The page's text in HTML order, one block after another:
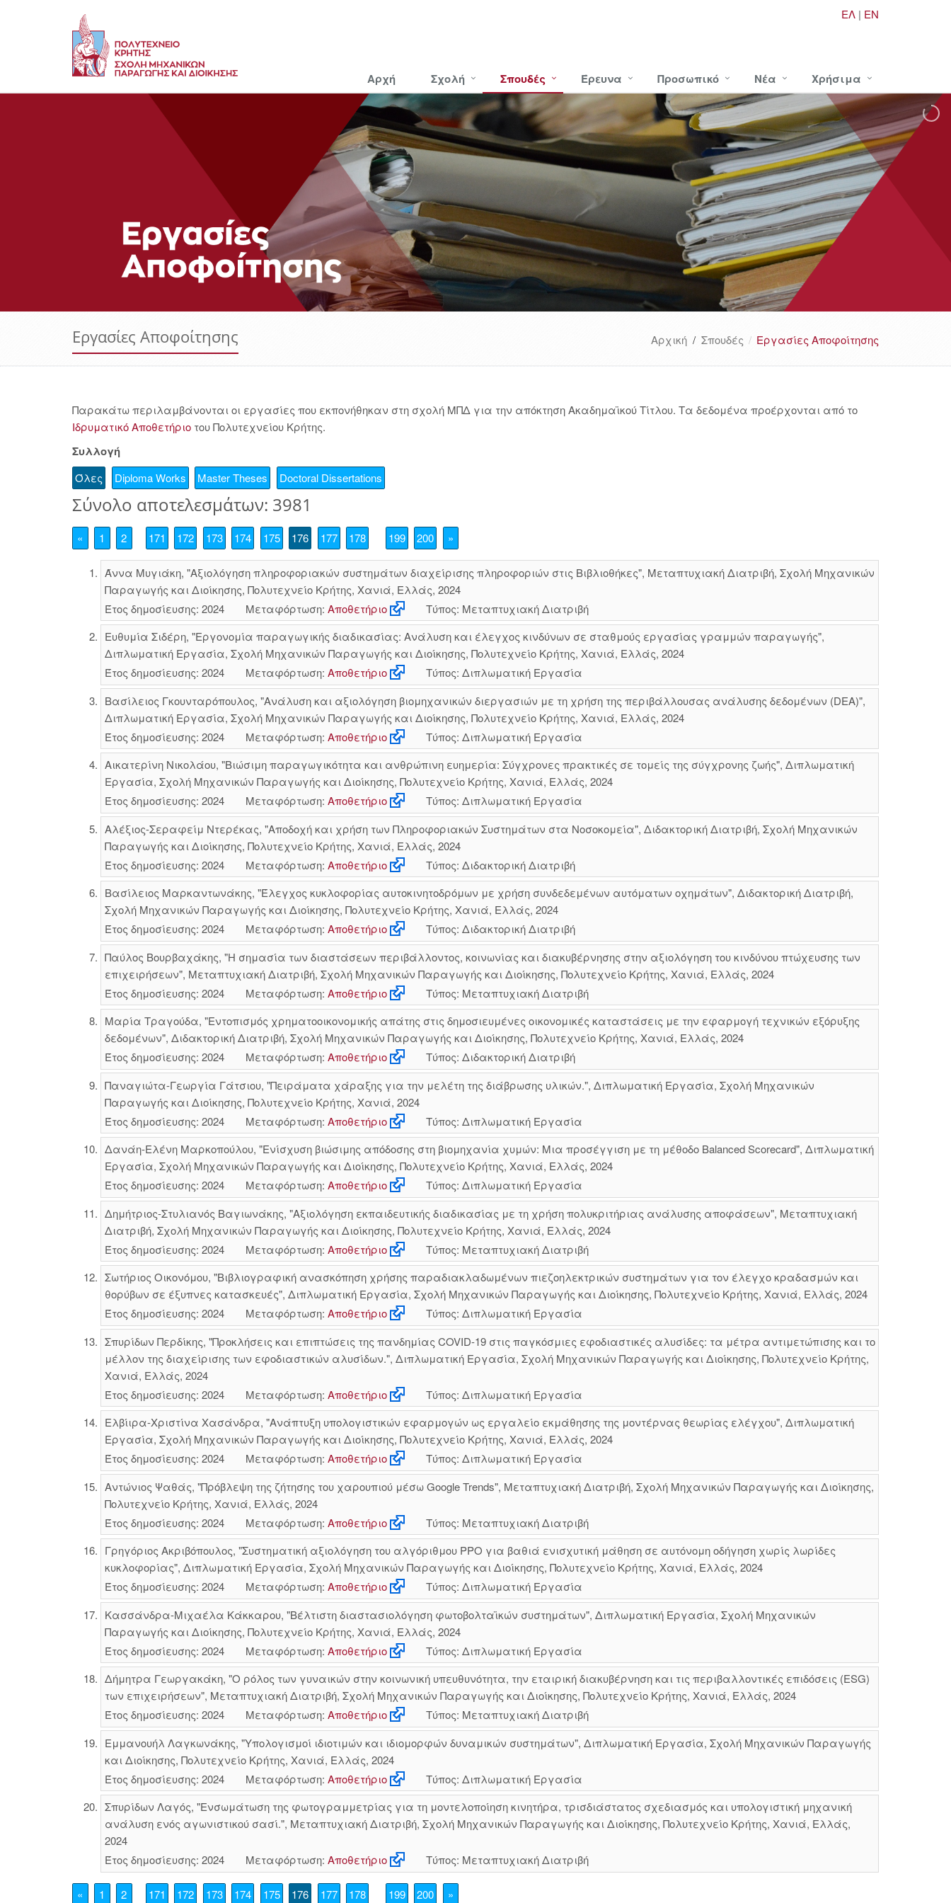
ΕΛ | EN
Αρχή Σχολή Σπουδές Έρευνα Προσωπικό Νέα Χρήσιμα
Εργασίες Αποφοίτησης Αρχική / Σπουδές Εργασίες Αποφοίτησης
Παρακάτω περιλαμβάνονται οι εργασίες που εκπονήθηκαν στη σχολή ΜΠΔ για την απόκτηση Ακαδημαϊκού Τίτλου. Τα δεδομένα προέρχονται από το
Ιδρυματικό Αποθετήριο του Πολυτεχνείου Κρήτης.
Συλλογή
Όλες Diploma Works Master Theses Doctoral Dissertations
Σύνολο αποτελεσμάτων: 3981
« 1 2 171 172 173 174 175 176 177 178 199 200 »
Άννα Μυγιάκη, "Αξιολόγηση πληροφοριακών συστημάτων διαχείρισης πληροφοριών στις Βιβλιοθήκες", Μεταπτυχιακή Διατριβή, Σχολή Μηχανικών
Παραγωγής και Διοίκησης, Πολυτεχνείο Κρήτης, Χανιά, Ελλάς, 2024
Έτος δημοσίευσης: 2024
Μεταφόρτωση: Αποθετήριο
Τύπος: Μεταπτυχιακή Διατριβή
Ευθυμία Σιδέρη, "Εργονομία παραγωγικής διαδικασίας: Ανάλυση και έλεγχος κινδύνων σε σταθμούς εργασίας γραμμών παραγωγής",
Διπλωματική Εργασία, Σχολή Μηχανικών Παραγωγής και Διοίκησης, Πολυτεχνείο Κρήτης, Χανιά, Ελλάς, 2024
Έτος δημοσίευσης: 2024
Μεταφόρτωση: Αποθετήριο
Τύπος: Διπλωματική Εργασία
Βασίλειος Γκουνταρόπουλος, "Ανάλυση και αξιολόγηση βιομηχανικών διεργασιών με τη χρήση της περιβάλλουσας ανάλυσης δεδομένων (DEA)",
Διπλωματική Εργασία, Σχολή Μηχανικών Παραγωγής και Διοίκησης, Πολυτεχνείο Κρήτης, Χανιά, Ελλάς, 2024
Έτος δημοσίευσης: 2024
Μεταφόρτωση: Αποθετήριο
Τύπος: Διπλωματική Εργασία
Αικατερίνη Νικολάου, "Βιώσιμη παραγωγικότητα και ανθρώπινη ευημερία: Σύγχρονες πρακτικές σε τομείς της σύγχρονης ζωής", Διπλωματική
Εργασία, Σχολή Μηχανικών Παραγωγής και Διοίκησης, Πολυτεχνείο Κρήτης, Χανιά, Ελλάς, 2024
Έτος δημοσίευσης: 2024
Μεταφόρτωση: Αποθετήριο
Τύπος: Διπλωματική Εργασία
Αλέξιος-Σεραφείμ Ντερέκας, "Αποδοχή και χρήση των Πληροφοριακών Συστημάτων στα Νοσοκομεία", Διδακτορική Διατριβή, Σχολή Μηχανικών
Παραγωγής και Διοίκησης, Πολυτεχνείο Κρήτης, Χανιά, Ελλάς, 2024
Έτος δημοσίευσης: 2024
Μεταφόρτωση: Αποθετήριο
Τύπος: Διδακτορική Διατριβή
Βασίλειος Μαρκαντωνάκης, "Έλεγχος κυκλοφορίας αυτοκινητοδρόμων με χρήση συνδεδεμένων αυτόματων οχημάτων", Διδακτορική Διατριβή,
Σχολή Μηχανικών Παραγωγής και Διοίκησης, Πολυτεχνείο Κρήτης, Χανιά, Ελλάς, 2024
Έτος δημοσίευσης: 2024
Μεταφόρτωση: Αποθετήριο
Τύπος: Διδακτορική Διατριβή
Παύλος Βουρβαχάκης, "Η σημασία των διαστάσεων περιβάλλοντος, κοινωνίας και διακυβέρνησης στην αξιολόγηση του κινδύνου πτώχευσης των
επιχειρήσεων", Μεταπτυχιακή Διατριβή, Σχολή Μηχανικών Παραγωγής και Διοίκησης, Πολυτεχνείο Κρήτης, Χανιά, Ελλάς, 2024
Έτος δημοσίευσης: 2024
Μεταφόρτωση: Αποθετήριο
Τύπος: Μεταπτυχιακή Διατριβή
Μαρία Τραγούδα, "Εντοπισμός χρηματοοικονομικής απάτης στις δημοσιευμένες οικονομικές καταστάσεις με την εφαρμογή τεχνικών εξόρυξης
δεδομένων", Διδακτορική Διατριβή, Σχολή Μηχανικών Παραγωγής και Διοίκησης, Πολυτεχνείο Κρήτης, Χανιά, Ελλάς, 2024
Έτος δημοσίευσης: 2024
Μεταφόρτωση: Αποθετήριο
Τύπος: Διδακτορική Διατριβή
Παναγιώτα-Γεωργία Γάτσιου, "Πειράματα χάραξης για την μελέτη της διάβρωσης υλικών.", Διπλωματική Εργασία, Σχολή Μηχανικών
Παραγωγής και Διοίκησης, Πολυτεχνείο Κρήτης, Χανιά, 2024
Έτος δημοσίευσης: 2024
Μεταφόρτωση: Αποθετήριο
Τύπος: Διπλωματική Εργασία
Δανάη-Ελένη Μαρκοπούλου, "Ενίσχυση βιώσιμης απόδοσης στη βιομηχανία χυμών: Μια προσέγγιση με τη μέθοδο Balanced Scorecard", Διπλωματική
Εργασία, Σχολή Μηχανικών Παραγωγής και Διοίκησης, Πολυτεχνείο Κρήτης, Χανιά, Ελλάς, 2024
Έτος δημοσίευσης: 2024
Μεταφόρτωση: Αποθετήριο
Τύπος: Διπλωματική Εργασία
Δημήτριος-Στυλιανός Βαγιωνάκης, "Αξιολόγηση εκπαιδευτικής διαδικασίας με τη χρήση πολυκριτήριας ανάλυσης αποφάσεων", Μεταπτυχιακή
Διατριβή, Σχολή Μηχανικών Παραγωγής και Διοίκησης, Πολυτεχνείο Κρήτης, Χανιά, Ελλάς, 2024
Έτος δημοσίευσης: 2024
Μεταφόρτωση: Αποθετήριο
Τύπος: Μεταπτυχιακή Διατριβή
Σωτήριος Οικονόμου, "Βιβλιογραφική ανασκόπηση χρήσης παραδιακλαδωμένων πιεζοηλεκτρικών συστημάτων για τον έλεγχο κραδασμών και
θορύβων σε έξυπνες κατασκευές", Διπλωματική Εργασία, Σχολή Μηχανικών Παραγωγής και Διοίκησης, Πολυτεχνείο Κρήτης, Χανιά, Ελλάς, 2024
Έτος δημοσίευσης: 2024
Μεταφόρτωση: Αποθετήριο
Τύπος: Διπλωματική Εργασία
Σπυρίδων Περδίκης, "Προκλήσεις και επιπτώσεις της πανδημίας COVID-19 στις παγκόσμιες εφοδιαστικές αλυσίδες: τα μέτρα αντιμετώπισης και το
μέλλον της διαχείρισης των εφοδιαστικών αλυσίδων.", Διπλωματική Εργασία, Σχολή Μηχανικών Παραγωγής και Διοίκησης, Πολυτεχνείο Κρήτης,
Χανιά, Ελλάς, 2024
Έτος δημοσίευσης: 2024
Μεταφόρτωση: Αποθετήριο
Τύπος: Διπλωματική Εργασία
Ελβίιρα-Χριστίνα Χασάνδρα, "Ανάπτυξη υπολογιστικών εφαρμογών ως εργαλείο εκμάθησης της μοντέρνας θεωρίας ελέγχου", Διπλωματική
Εργασία, Σχολή Μηχανικών Παραγωγής και Διοίκησης, Πολυτεχνείο Κρήτης, Χανιά, Ελλάς, 2024
Έτος δημοσίευσης: 2024
Μεταφόρτωση: Αποθετήριο
Τύπος: Διπλωματική Εργασία
Αντώνιος Ψαθάς, "Πρόβλεψη της ζήτησης του χαρουπιού μέσω Google Trends", Μεταπτυχιακή Διατριβή, Σχολή Μηχανικών Παραγωγής και Διοίκησης,
Πολυτεχνείο Κρήτης, Χανιά, Ελλάς, 2024
Έτος δημοσίευσης: 2024
Μεταφόρτωση: Αποθετήριο
Τύπος: Μεταπτυχιακή Διατριβή
Γρηγόριος Ακριβόπουλος, "Συστηματική αξιολόγηση του αλγόριθμου PPO για βαθιά ενισχυτική μάθηση σε αυτόνομη οδήγηση χωρίς λωρίδες
κυκλοφορίας", Διπλωματική Εργασία, Σχολή Μηχανικών Παραγωγής και Διοίκησης, Πολυτεχνείο Κρήτης, Χανιά, Ελλάς, 2024
Έτος δημοσίευσης: 2024
Μεταφόρτωση: Αποθετήριο
Τύπος: Διπλωματική Εργασία
Κασσάνδρα-Μιχαέλα Κάκκαρου, "Βέλτιστη διαστασιολόγηση φωτοβολταϊκών συστημάτων", Διπλωματική Εργασία, Σχολή Μηχανικών
Παραγωγής και Διοίκησης, Πολυτεχνείο Κρήτης, Χανιά, Ελλάς, 2024
Έτος δημοσίευσης: 2024
Μεταφόρτωση: Αποθετήριο
Τύπος: Διπλωματική Εργασία
Δήμητρα Γεωργακάκη, "Ο ρόλος των γυναικών στην κοινωνική υπευθυνότητα, την εταιρική διακυβέρνηση και τις περιβαλλοντικές επιδόσεις (ESG)
των επιχειρήσεων", Μεταπτυχιακή Διατριβή, Σχολή Μηχανικών Παραγωγής και Διοίκησης, Πολυτεχνείο Κρήτης, Χανιά, Ελλάς, 2024
Έτος δημοσίευσης: 2024
Μεταφόρτωση: Αποθετήριο
Τύπος: Μεταπτυχιακή Διατριβή
Εμμανουήλ Λαγκωνάκης, "Υπολογισμοί ιδιοτιμών και ιδιομορφών δυναμικών συστημάτων", Διπλωματική Εργασία, Σχολή Μηχανικών Παραγωγής
και Διοίκησης, Πολυτεχνείο Κρήτης, Χανιά, Ελλάς, 2024
Έτος δημοσίευσης: 2024
Μεταφόρτωση: Αποθετήριο
Τύπος: Διπλωματική Εργασία
Σπυρίδων Λαγός, "Ενσωμάτωση της φωτογραμμετρίας για τη μοντελοποίηση κινητήρα, τρισδιάστατος σχεδιασμός και υπολογιστική μηχανική
ανάλυση ενός αγωνιστικού σασί.", Μεταπτυχιακή Διατριβή, Σχολή Μηχανικών Παραγωγής και Διοίκησης, Πολυτεχνείο Κρήτης, Χανιά, Ελλάς,
2024
Έτος δημοσίευσης: 2024
Μεταφόρτωση: Αποθετήριο Τύπος: Μεταπτυχιακή Διατριβή
« 1 2 171 172 173 174 175 176 177 178 199 200 »